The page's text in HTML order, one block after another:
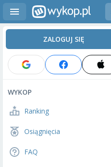
ZALOGUJ SIĘ
WYKOP
Ranking
Osiągnięcia
FAQ